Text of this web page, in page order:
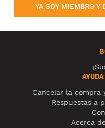
YA SOY MIEMBRO Y
Cancelar la compra
Respuestas a
Acerca